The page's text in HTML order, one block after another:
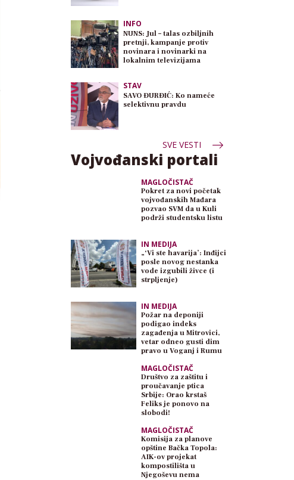
INFO
NUNS: Jul – talas ozbiljnih
pretnji, kampanje protiv
novinara i novinarki na
lokalnim televizijama
STAV
SAVO ĐURĐIĆ: Ko nameće
selektivnu pravdu
SVE VESTI
Vojvođanski portali
MAGLOČISTAČ
Pokret za novi početak
vojvođanskih Mađara
pozvao SVM da u Kuli
podrži studentsku listu
IN MEDIJA
„‘Vi ste havarija’: Inđijci
posle novog nestanka
vode izgubili živce (i
strpljenje)
IN MEDIJA
Požar na deponiji
podigao indeks
zagađenja u Mitrovici,
vetar odneo gusti dim
pravo u Voganj i Rumu
MAGLOČISTAČ
Društvo za zaštitu i
proučavanje ptica
Srbije: Orao krstaš
Feliks je ponovo na
slobodi!
MAGLOČISTAČ
Komisija za planove
opštine Bačka Topola:
AIK-ov projekat
kompostilišta u
Njegoševu nema